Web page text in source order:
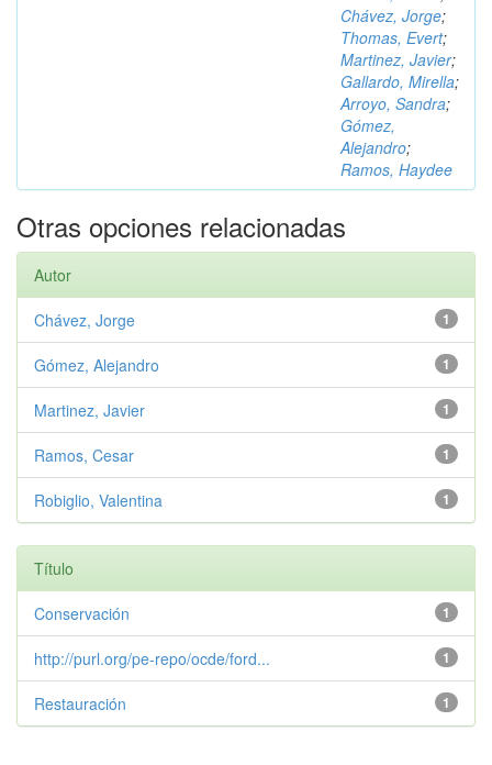
Chávez, Jorge;
Thomas, Evert;
Martinez, Javier;
Gallardo, Mirella;
Arroyo, Sandra;
Gómez,
Alejandro;
Ramos, Haydee
Otras opciones relacionadas
Autor
1
Chávez, Jorge
1
Gómez, Alejandro
1
Martinez, Javier
1
Ramos, Cesar
1
Robiglio, Valentina
Título
1
Conservación
1
http://purl.org/pe-repo/ocde/ford...
1
Restauración